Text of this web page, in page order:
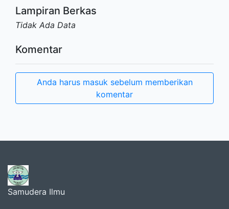
Lampiran Berkas
Tidak Ada Data
Komentar
Anda harus masuk sebelum memberikan
komentar
Samudera Ilmu